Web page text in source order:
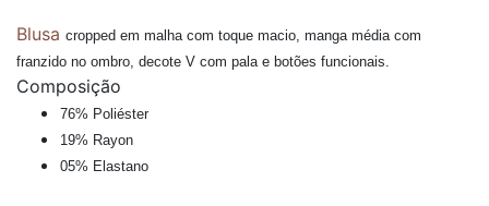
Blusa cropped em malha com toque macio, manga média com
franzido no ombro, decote V com pala e botões funcionais.
Composição
76% Poliéster
19% Rayon
05% Elastano